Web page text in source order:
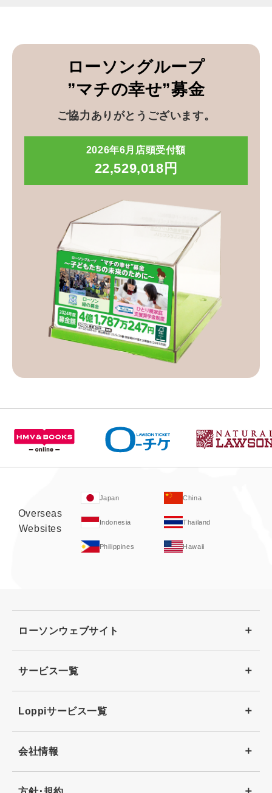
ローソングループ
”マチの幸せ”募金
ご協力ありがとうございます。
2026年6月店頭受付額
22,529,018円
Overseas
Websites
Japan China
Indonesia Thailand
Philippines Hawaii
ローソンウェブサイト
サービス一覧
Loppiサービス一覧
会社情報